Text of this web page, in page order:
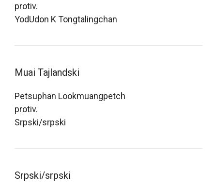
protiv.
YodUdon K Tongtalingchan
Muai Tajlandski
Petsuphan Lookmuangpetch
protiv.
Srpski/srpski
Srpski/srpski